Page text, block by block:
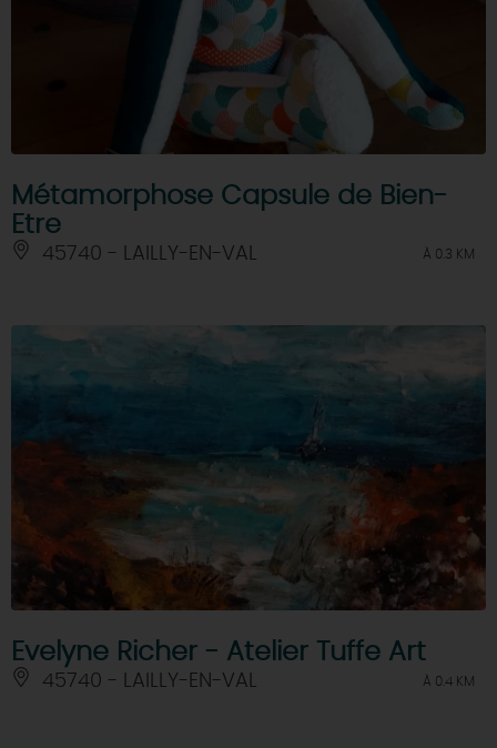
Métamorphose Capsule de Bien-
Etre
45740 - LAILLY-EN-VAL À 0.3 KM
Evelyne Richer - Atelier Tuffe Art
45740 - LAILLY-EN-VAL À 0.4 KM